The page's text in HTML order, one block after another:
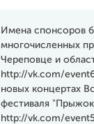
Имена спонсоров
многочисленных
Череповце и
http://vk.com/
новых концертах
фестиваля
http://vk.com/